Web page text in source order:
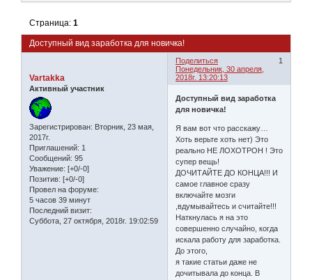
Доступный вид заработка для новичка!
Страница:1
Поделиться
1
Понедельник, 30 апреля,
2018г. 13:20:13
Vartakka
Активный участник
Зарегистрирован: Вторник, 23 мая,
2017г.
Приглашений: 1
Сообщений: 95
Уважение: [+0/-0]
Позитив: [+0/-0]
Провел на форуме:
5 часов 39 минут
Последний визит:
Суббота, 27 октября, 2018г. 19:02:59
Доступный вид заработка
для новичка!
Я вам вот что расскажу…
Хоть верьте хоть нет) Это
реально НЕ ЛОХОТРОН ! Это
супер вещь!
ДОЧИТАЙТЕ ДО КОНЦА!!! И
самое главное сразу
включайте мозги
,вдумывайтесь и считайте!!!
Наткнулась я на это
совершенно случайно, когда
искала работу для заработка.
До этого,
я такие статьи даже не
дочитывала до конца. В